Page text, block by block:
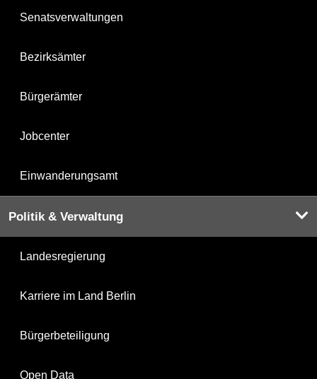
Senatsverwaltungen
Bezirksämter
Bürgerämter
Jobcenter
Einwanderungsamt
Politik & Verwaltung
Landesregierung
Karriere im Land Berlin
Bürgerbeteiligung
Open Data